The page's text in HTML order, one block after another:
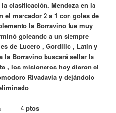
clasificación. Mendoza en la
el marcador 2 a 1 con goles de
la Borravino fue muy
goleando a un siempre
de Lucero , Gordillo , Latin y
la Borravino buscará sellar la
, los misioneros hoy dieron el
Rivadavia y dejándolo
4 ptos